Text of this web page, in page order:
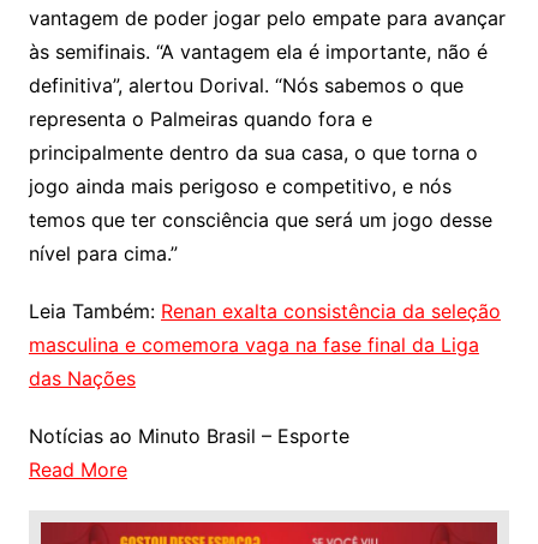
vantagem de poder jogar pelo empate para avançar
às semifinais. “A vantagem ela é importante, não é
definitiva”, alertou Dorival. “Nós sabemos o que
representa o Palmeiras quando fora e
principalmente dentro da sua casa, o que torna o
jogo ainda mais perigoso e competitivo, e nós
temos que ter consciência que será um jogo desse
nível para cima.”
Leia Também: Renan exalta consistência da seleção
masculina e comemora vaga na fase final da Liga
das Nações
Notícias ao Minuto Brasil – Esporte
Read More